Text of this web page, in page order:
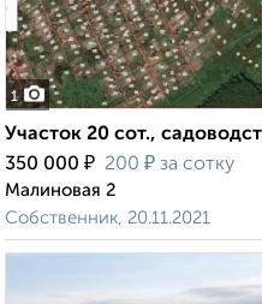
1
Участок 20 сот.,
350 000 ₽ 200 ₽ за сотку
Малиновая 2
Собственник, 20.11.2021